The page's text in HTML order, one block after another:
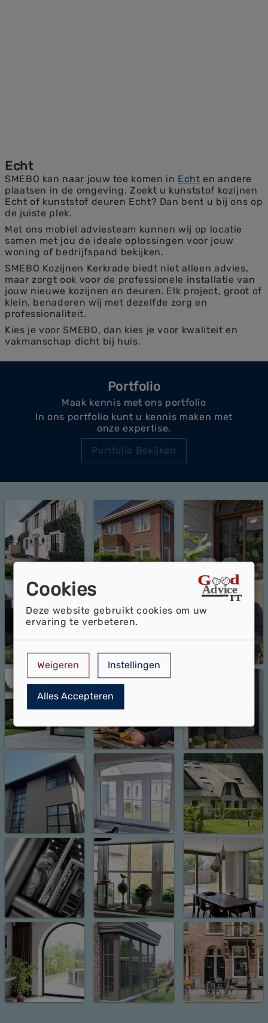
Echt
SMEBO kan naar jouw toe komen in Echt en andere
plaatsen in de omgeving. Zoekt u kunststof kozijnen
Echt of kunststof deuren Echt? Dan bent u bij ons op
de juiste plek.
Met ons mobiel adviesteam kunnen wij op locatie
samen met jou de ideale oplossingen voor jouw
woning of bedrijfspand bekijken.
SMEBO Kozijnen Kerkrade biedt niet alleen advies,
maar zorgt ook voor de professionele installatie van
jouw nieuwe kozijnen en deuren. Elk project, groot of
klein, benaderen wij met dezelfde zorg en
professionaliteit.
Kies je voor SMEBO, dan kies je voor kwaliteit en
vakmanschap dicht bij huis.
Portfolio
Maak kennis met ons portfolio
In ons portfolio kunt u kennis maken met
onze expertise.
Portfolio Bekijken
Cookies
Deze website gebruikt cookies om uw
ervaring te verbeteren.
Weigeren Instellingen
Alles Accepteren